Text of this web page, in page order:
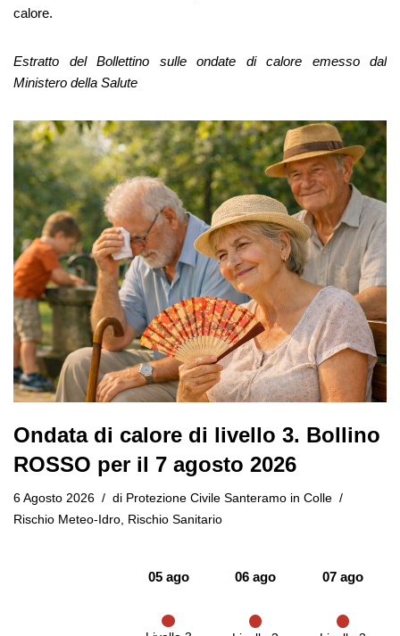
calore.
Estratto del Bollettino sulle ondate di calore emesso dal
Ministero della Salute
Ondata di calore di livello 3. Bollino
ROSSO per il 7 agosto 2026
6 Agosto 2026 di Protezione Civile Santeramo in Colle
Rischio Meteo-Idro, Rischio Sanitario
05 ago 06 ago 07 ago